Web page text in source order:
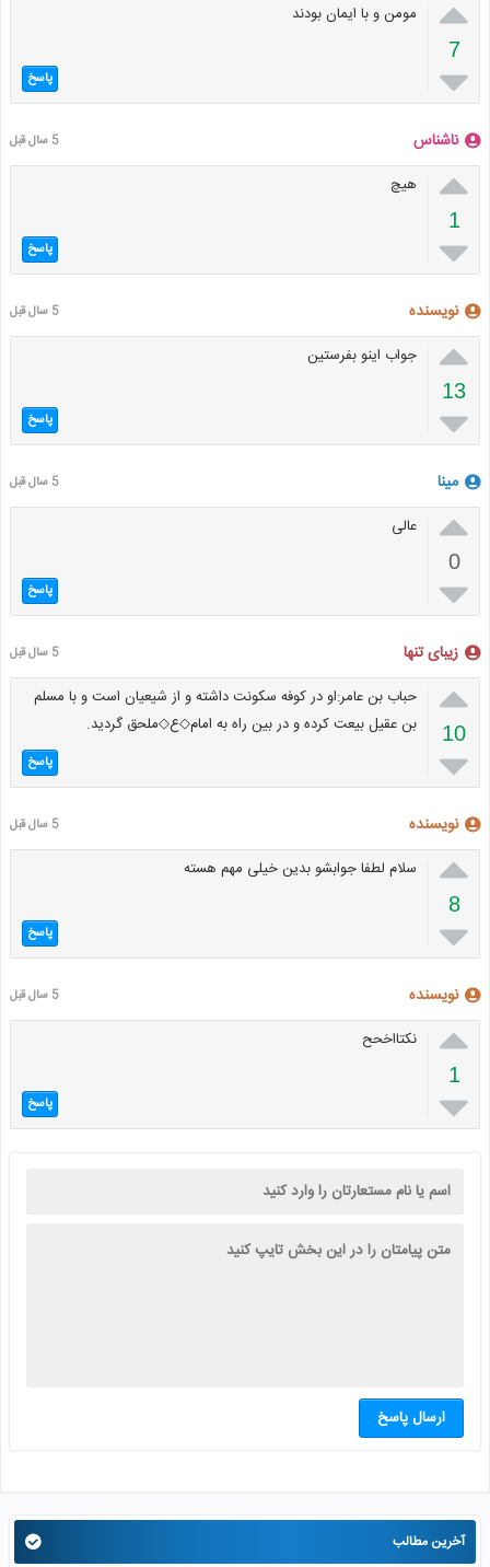

7

مومن و با ایمان بودند
پاسخ
ناشناس 5 سال قبل

1

هیچ
پاسخ
نویسنده 5 سال قبل

13

جواب اینو بفرستین
پاسخ
مینا 5 سال قبل

0

عالی
پاسخ
زیبای تنها 5 سال قبل

10

حباب بن عامر:او در کوفه سکونت داشته و از شیعیان است و با مسلم
بن عقیل بیعت کرده و در بین راه به امام◇ع◇ملحق گردید.
پاسخ
نویسنده 5 سال قبل

8

سلام لطفا جوابشو بدین خیلی مهم هسته
پاسخ
نویسنده 5 سال قبل

1

نکتااخحح
پاسخ
ارسال پاسخ
آخرین مطالب